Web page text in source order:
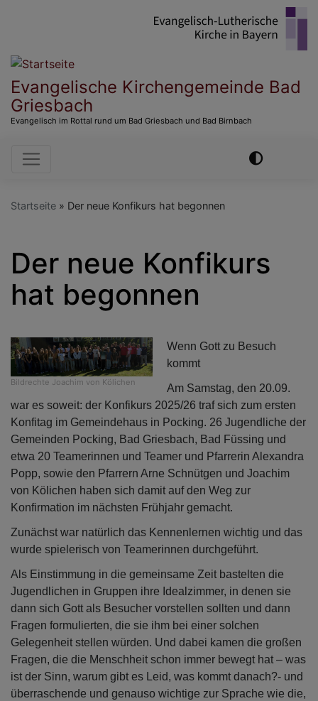
Evangelische Kirchengemeinde Bad
Griesbach
Evangelisch im Rottal rund um Bad Griesbach und Bad Birnbach
Hauptnavigation
Startseite Der neue Konfikurs hat begonnen
Der neue Konfikurs
hat begonnen
Bildrechte Joachim von Kölichen
Wenn Gott zu Besuch
kommt
Am Samstag, den 20.09.
war es soweit: der Konfikurs 2025/26 traf sich zum ersten
Konfitag im Gemeindehaus in Pocking. 26 Jugendliche der
Gemeinden Pocking, Bad Griesbach, Bad Füssing und
etwa 20 Teamerinnen und Teamer und Pfarrerin Alexandra
Popp, sowie den Pfarrern Arne Schnütgen und Joachim
von Kölichen haben sich damit auf den Weg zur
Konfirmation im nächsten Frühjahr gemacht.
Zunächst war natürlich das Kennenlernen wichtig und das
wurde spielerisch von Teamerinnen durchgeführt.
Als Einstimmung in die gemeinsame Zeit bastelten die
Jugendlichen in Gruppen ihre Idealzimmer, in denen sie
dann sich Gott als Besucher vorstellen sollten und dann
Fragen formulierten, die sie ihm bei einer solchen
Gelegenheit stellen würden. Und dabei kamen die großen
Fragen, die die Menschheit schon immer bewegt hat – was
ist der Sinn, warum gibt es Leid, was kommt danach?- und
überraschende und genauso wichtige zur Sprache wie die,